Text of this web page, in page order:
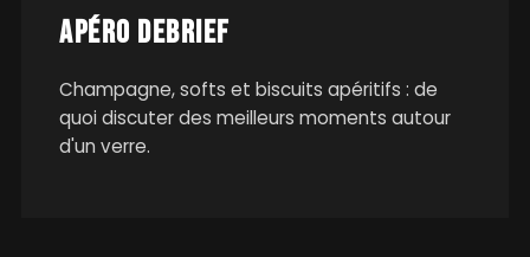
APÉRO DEBRIEF
Champagne, softs et biscuits apéritifs : de
quoi discuter des meilleurs moments autour
d'un verre.